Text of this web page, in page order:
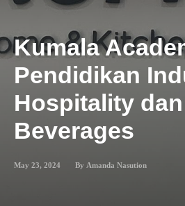
Kumala
Pendidikan
Hospitality
Beverages
May 23, 2024 By Amanda Nasution